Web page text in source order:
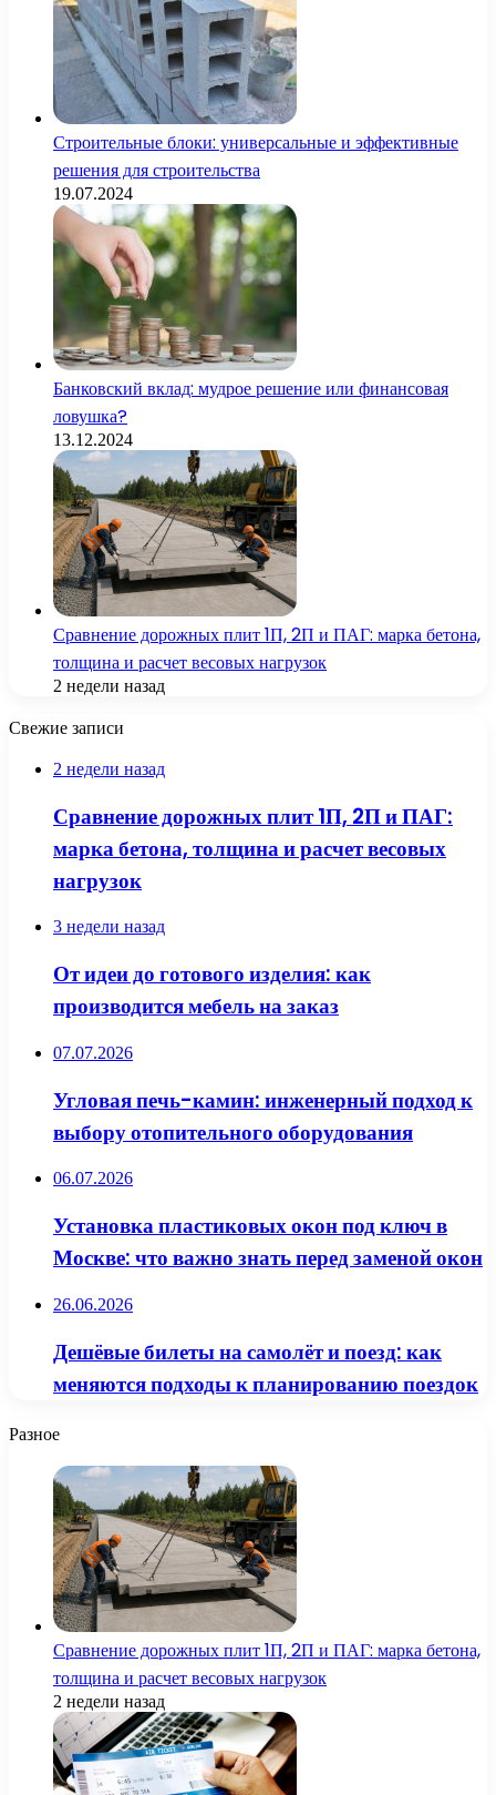
Строительные блоки: универсальные и эффективные
решения для строительства
19.07.2024
Банковский вклад: мудрое решение или финансовая
ловушка?
13.12.2024
Сравнение дорожных плит 1П, 2П и ПАГ: марка бетона,
толщина и расчет весовых нагрузок
2 недели назад
Свежие записи
2 недели назад
Сравнение дорожных плит 1П, 2П и ПАГ:
марка бетона, толщина и расчет весовых
нагрузок
3 недели назад
От идеи до готового изделия: как
производится мебель на заказ
07.07.2026
Угловая печь-камин: инженерный подход к
выбору отопительного оборудования
06.07.2026
Установка пластиковых окон под ключ в
Москве: что важно знать перед заменой окон
26.06.2026
Дешёвые билеты на самолёт и поезд: как
меняются подходы к планированию поездок
Разное
Сравнение дорожных плит 1П, 2П и ПАГ: марка бетона,
толщина и расчет весовых нагрузок
2 недели назад